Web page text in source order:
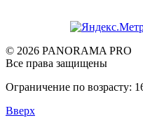
© 2026 PANORAMA PRO
Все права защищены
Ограничение по возрасту:
Вверх